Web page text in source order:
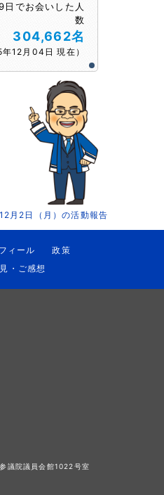
でお会いした人
数
304,662名
年12月04日 現在）
月2日（月）の活動報告
ィール
政策
・ご感想
議院議員会館1022号室